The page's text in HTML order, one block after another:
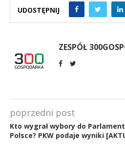
UDOSTĘPNIJ
ZESPÓŁ
poprzedni post
Kto wygrał wybory do
Polsce? PKW podaje wyniki